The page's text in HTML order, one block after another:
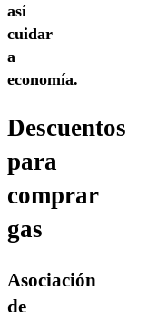
así
cuidar
a
economía.
Descuentos
para
comprar
gas
Asociación
de